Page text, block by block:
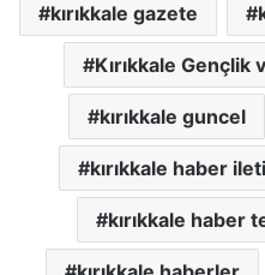
kırıkkale gazete
Kırıkkale Gençlik
kırıkkale guncel
kırıkkale haber
kırıkkale haber